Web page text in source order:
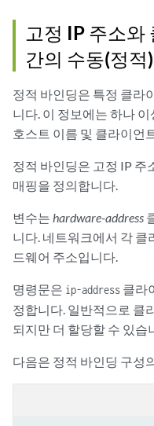
고정 IP 주소와
간의 수동(정적
정적 바인딩은 특정 클라
니다. 이 정보에는 하나
호스트 이름 및 클라이언
정적 바인딩은 고정 IP 주
매핑을 정의합니다.
변수는 hardware-address
니다. 네트워크에서 각
드웨어 주소입니다.
명령문은 ip-address 클라
정합니다. 일반적으로 클
되지만 더 할당할 수 있습
다음은 정적 바인딩 구성